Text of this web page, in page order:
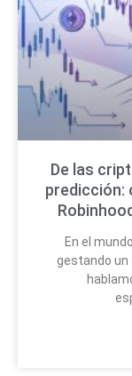
De las
predicción:
En el
gestando un